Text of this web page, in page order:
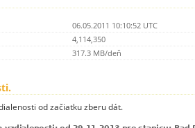
06.05.2011 10:10:52 UTC
4,114,350
317.3 MB/deň
od začiatku zberu dát.